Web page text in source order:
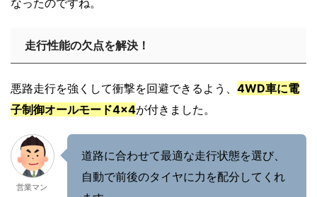
なったのですね。
走行性能の欠点を解決！
悪路走行を強くして衝撃を回避できるよう、 4WD車に電
子制御オールモード4×4が付きました。
営業マン
道路に合わせて最適な走行状態を選び、
自動で前後のタイヤに力を配分してくれ